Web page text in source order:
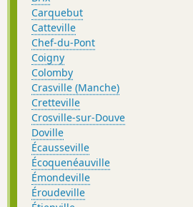
Carquebut
Catteville
Chef-du-Pont
Coigny
Colomby
Crasville (Manche)
Cretteville
Crosville-sur-Douve
Doville
Écausseville
Écoquenéauville
Émondeville
Éroudeville